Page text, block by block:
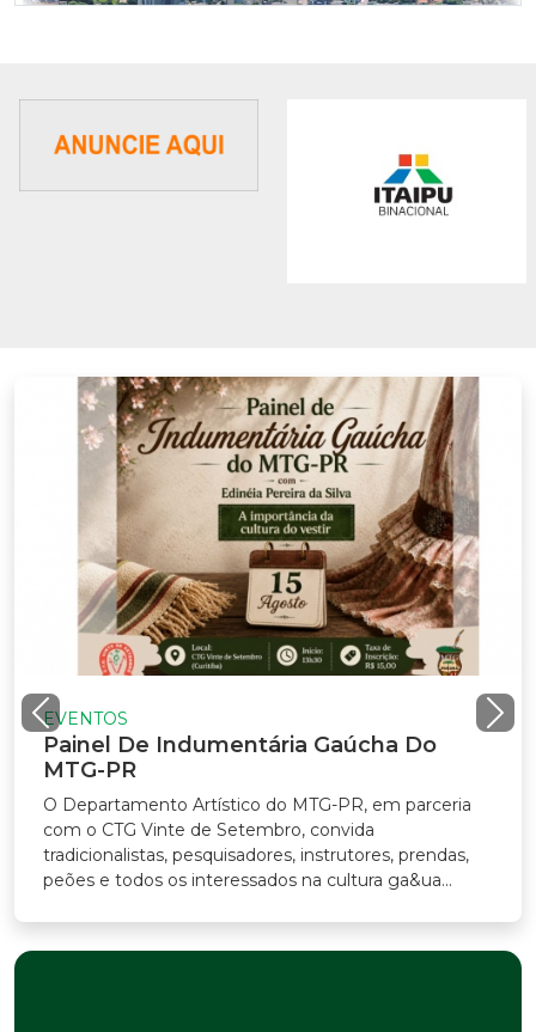
De Indumentária Gaúcha Do
PR
Artístico do MTG-PR, em parceria
o CTG Vinte de Setembro, convida
pesquisadores, instrutores, prendas,
e todos os interessados na cultura ga&ua...